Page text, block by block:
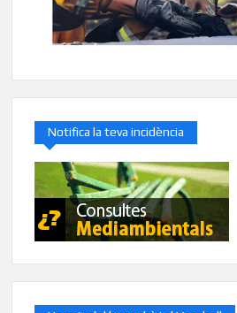
Notifica la teva incidència